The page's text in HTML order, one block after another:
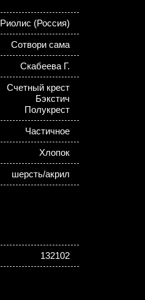
Риолис (Россия)
Сотвори сама
Скабеева Г.
Счетный крест
Бэкстич
Полукрест
Частичное
Хлопок
шерсть/акрил
132102